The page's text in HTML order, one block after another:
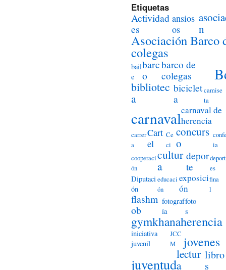
Etiquetas
Actividad
es
ansios
os
n
Asociación Barco
colegas
bail
e
barc
o
barco de
colegas
bibliotec
a
biciclet
a
camise
ta
carnavalcarnaval de
herencia
carrer
a
Cart
el
Ce
ci
concurs
o
ia
cooperaci
ón
cultur
a
depor
te
deport
es
Diputaci
ón
educaci
ón
exposici
ón
fina
l
flashm
ob
fotograf
ía
foto
s
gymkhanaherencia
iniciativa
juvenil
JCC
M
jovenes
juventud
lectur
a
libro
s